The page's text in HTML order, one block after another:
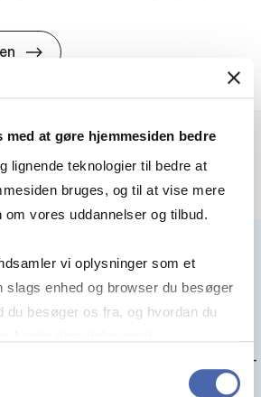
at gøre hjemmesiden bedre
lignende teknologier til bedre at
bruges, og til at vise mere
om vores uddannelser og tilbud.
vi oplysninger som et
slags enhed og browser du besøger
du besøger os fra, og hvordan du
selv - og kan altid trække
HA(jur.) - erhvervs­økonomi og
OM OP­TA­GEL­SE
du del­tage i in­fo­mø­der om op­ta­
dig igen­nem an­søg­nings­pro­